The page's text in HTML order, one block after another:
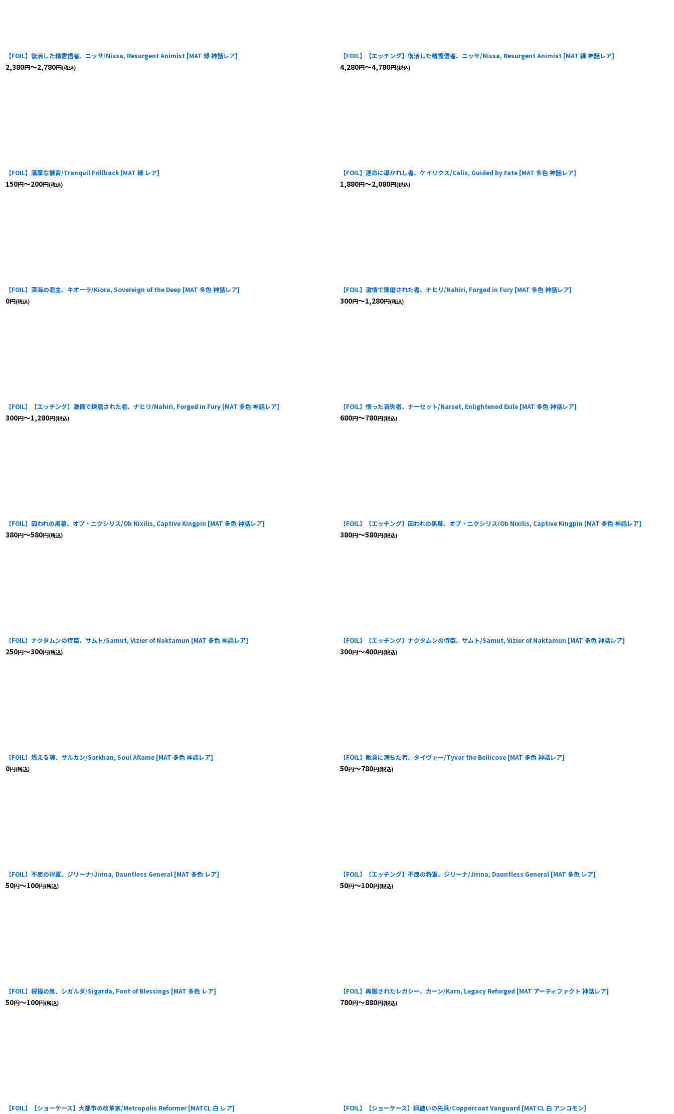
【FOIL】復活した精霊信者、ニッサ/Nissa, Resurgent Animist [MAT 緑 神話レア]
2,380円～2,780円(税込)
【FOIL】【エッチング】復活した精霊信者、ニッサ/Nissa, Resurgent Animist [MAT 緑 神話レア]
4,280円～4,780円(税込)
【FOIL】温厚な襞背/Tranquil Frillback [MAT 緑 レア]
150円～200円(税込)
【FOIL】運命に導かれし者、ケイリクス/Calix, Guided by Fate [MAT 多色 神話レア]
1,880円～2,080円(税込)
【FOIL】深海の君主、キオーラ/Kiora, Sovereign of the Deep [MAT 多色 神話レア]
0円(税込)
【FOIL】激情で錬磨された者、ナヒリ/Nahiri, Forged in Fury [MAT 多色 神話レア]
300円～1,280円(税込)
【FOIL】【エッチング】激情で錬磨された者、ナヒリ/Nahiri, Forged in Fury [MAT 多色 神話レア]
300円～1,280円(税込)
【FOIL】悟った喪失者、ナーセット/Narset, Enlightened Exile [MAT 多色 神話レア]
680円～780円(税込)
【FOIL】囚われの黒幕、オブ・ニクシリス/Ob Nixilis, Captive Kingpin [MAT 多色 神話レア]
380円～580円(税込)
【FOIL】【エッチング】囚われの黒幕、オブ・ニクシリス/Ob Nixilis, Captive Kingpin [MAT 多色 神話レア]
380円～580円(税込)
【FOIL】ナクタムンの侍臣、サムト/Samut, Vizier of Naktamun [MAT 多色 神話レア]
250円～300円(税込)
【FOIL】【エッチング】ナクタムンの侍臣、サムト/Samut, Vizier of Naktamun [MAT 多色 神話レア]
300円～400円(税込)
【FOIL】燃える魂、サルカン/Sarkhan, Soul Aflame [MAT 多色 神話レア]
0円(税込)
【FOIL】敵意に満ちた者、タイヴァー/Tyvar the Bellicose [MAT 多色 神話レア]
50円～780円(税込)
【FOIL】不屈の将軍、ジリーナ/Jirina, Dauntless General [MAT 多色 レア]
50円～100円(税込)
【FOIL】【エッチング】不屈の将軍、ジリーナ/Jirina, Dauntless General [MAT 多色 レア]
50円～100円(税込)
【FOIL】祝福の泉、シガルダ/Sigarda, Font of Blessings [MAT 多色 レア]
50円～100円(税込)
【FOIL】再鍛されたレガシー、カーン/Karn, Legacy Reforged [MAT アーティファクト 神話レア]
780円～880円(税込)
【FOIL】【ショーケース】大都市の改革家/Metropolis Reformer [MATCL 白 レア] 【FOIL】【ショーケース】銅纏いの先兵/Coppercoat Vanguard [MATCL 白 アンコモン]